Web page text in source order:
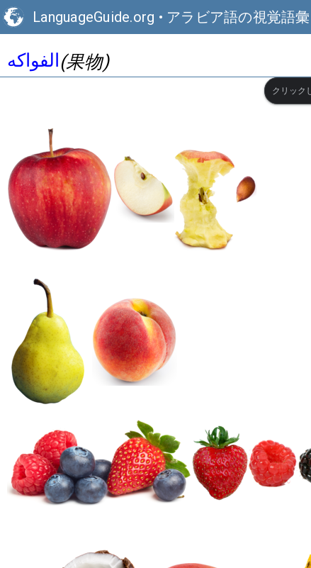
LanguageGuide.org • アラビア語の視覚語彙
الفواكه(果物)
クリック